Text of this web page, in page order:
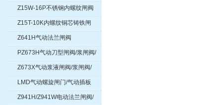
Z15W-16P不锈钢内螺纹闸阀
Z15T-10K内螺纹铜芯铸铁闸
阀
Z641H气动法兰闸阀
PZ673H气动刀型闸阀/浆闸阀/
浆液阀
Z673X气动浆液闸阀/浆闸阀/
浆液阀
LMD气动螺旋闸门/气动插板
阀
Z941H/Z941W电动法兰闸阀/